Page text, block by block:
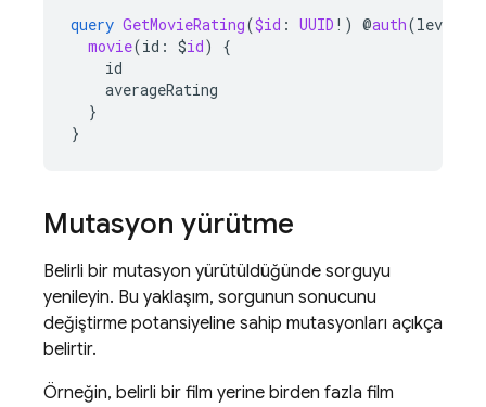
query GetMovieRating($id : UUID !) @auth(level
movie(id : $id)
{
id
averageRating
}
}
Mutasyon yürütme
Belirli bir mutasyon yürütüldüğünde sorguyu
yenileyin. Bu yaklaşım, sorgunun sonucunu
değiştirme potansiyeline sahip mutasyonları açıkça
belirtir.
Örneğin, belirli bir film yerine birden fazla film